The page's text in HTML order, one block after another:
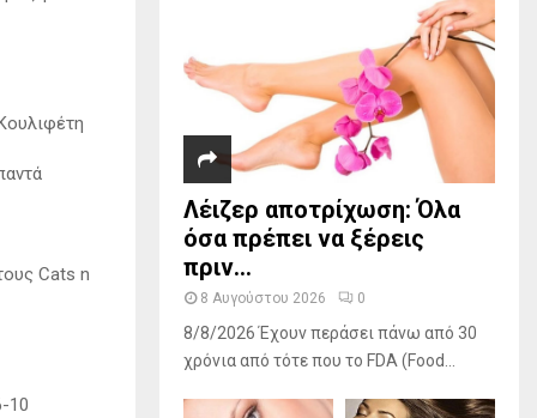
Cats n
10
Λέιζερ αποτρίχωση: Όλα
όσα πρέπει να ξέρεις
πριν...
8 Αυγούστου 2026 0
8/8/2026 Έχουν περάσει πάνω από 30
χρόνια από τότε που το FDA (Food...